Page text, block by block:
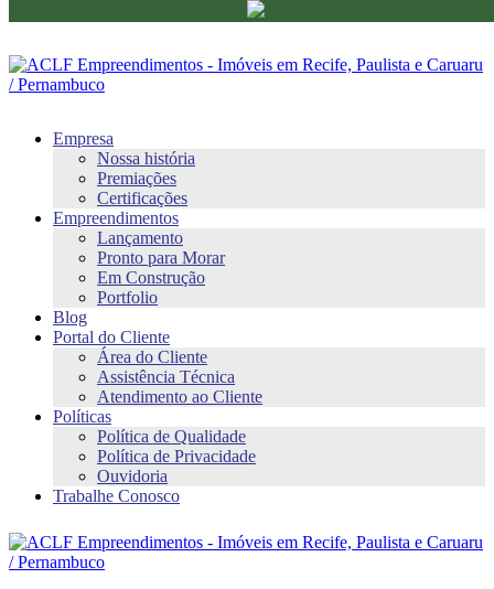
Empresa
Nossa história
Premiações
Certificações
Empreendimentos
Lançamento
Pronto para Morar
Em Construção
Portfolio
Blog
Portal do Cliente
Área do Cliente
Assistência Técnica
Atendimento ao Cliente
Políticas
Política de Qualidade
Política de Privacidade
Ouvidoria
Trabalhe Conosco